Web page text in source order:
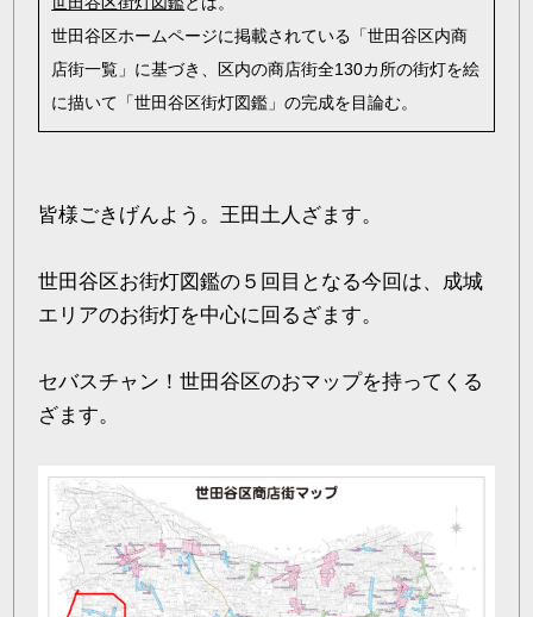
世田谷区ホームページに掲載されている「世田谷区内商
店街一覧」に基づき、区内の商店街全130カ所の街灯を絵
に描いて「世田谷区街灯図鑑」の完成を目論む。
皆様ごきげんよう。王田土人ざます。
世田谷区お街灯図鑑の５回目となる今回は、成城
エリアのお街灯を中心に回るざます。
セバスチャン！世田谷区のおマップを持ってくる
ざます。